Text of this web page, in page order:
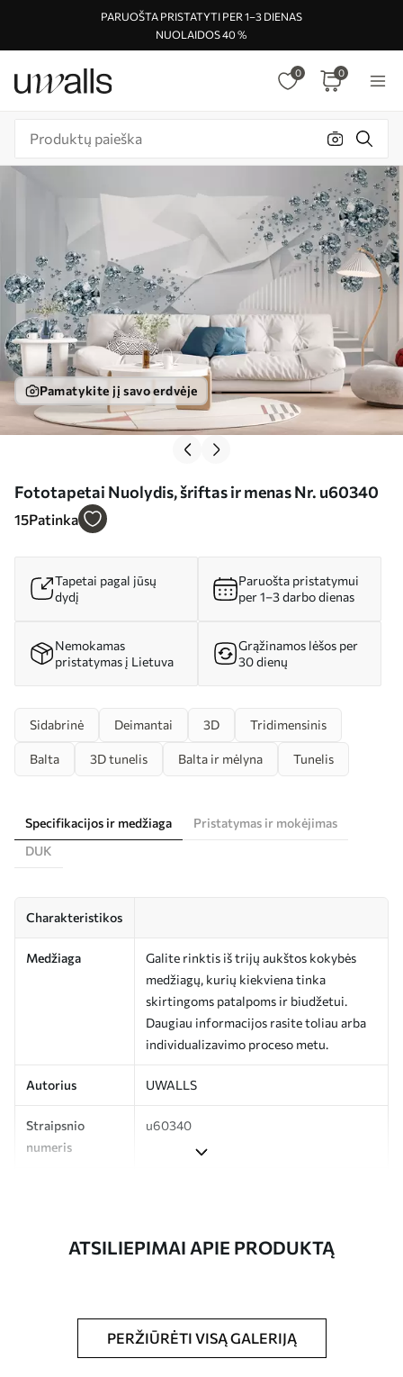
PARUOŠTA PRISTATYTI PER 1–3 DIENAS
NUOLAIDOS 40 %
0 0
Pamatykite jį savo erdvėje
Fototapetai Nuolydis, šriftas ir menas Nr. u60340
15Patinka
Tapetai pagal jūsų
dydį
Paruošta pristatymui
per 1–3 darbo dienas
Nemokamas
pristatymas į Lietuva
Grąžinamos lėšos per
30 dienų
Sidabrinė Deimantai 3D Tridimensinis
Balta 3D tunelis Balta ir mėlyna Tunelis
Specifikacijos ir medžiaga
Pristatymas ir mokėjimas
DUK
Charakteristikos
Medžiaga
Galite rinktis iš trijų aukštos kokybės
medžiagų, kurių kiekviena tinka
skirtingoms patalpoms ir biudžetui.
Daugiau informacijos rasite toliau arba
individualizavimo proceso metu.
Autorius UWALLS
Straipsnio
numeris
u60340
Tapetus galima švelniai valyti minkšta
kempine. Lakuotus tapetus galima valyti
ATSILIEPIMAI APIE PRODUKTĄ
PERŽIŪRĖTI VISĄ GALERIJĄ